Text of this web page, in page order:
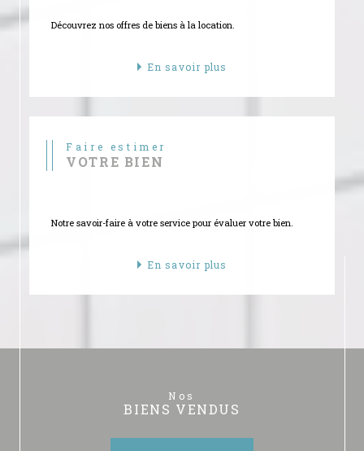
Découvrez nos offres de biens à la location.
En savoir plus
Faire estimer
VOTRE BIEN
Notre savoir-faire à votre service pour évaluer votre bien.
En savoir plus
Nos
BIENS VENDUS